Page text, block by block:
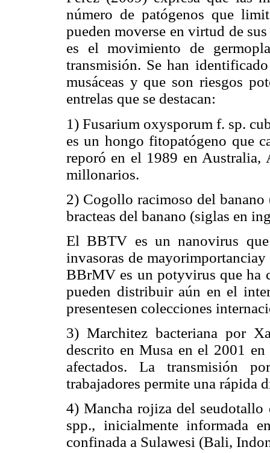
número de patógenos que
pueden moverse en virtud de
es el movimiento de
transmisión. Se han
musáceas y que son riesgos
entrelas que se destacan:
1) Fusarium oxysporum f. sp.
es un hongo fitopatógeno que
reporó en el 1989 en Australia,
millonarios.
2) Cogollo racimoso del
bracteas del banano (siglas en
El BBTV es un nanovirus que
invasoras de
BBrMV es un potyvirus que ha
pueden distribuir aún en el
presentesen colecciones
3) Marchitez bacteriana por
descrito en Musa en el 2001
afectados. La transmisión
trabajadores permite una rápida
4) Mancha rojiza del seudotallo
spp., inicialmente informada
confinada a Sulawesi (Bali,